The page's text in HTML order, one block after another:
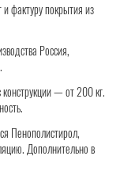
фактуру покрытия из
Россия,
— от 200 кг.
Пенополистирол,
Дополнительно в